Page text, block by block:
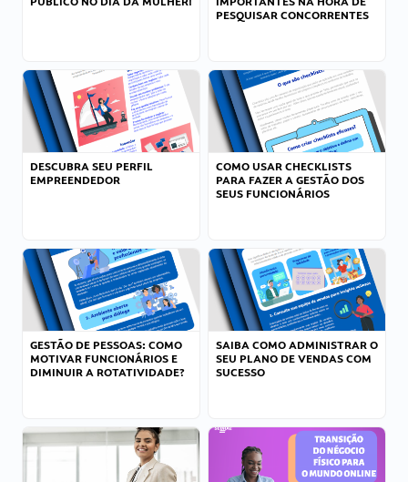
PESQUISAR CONCORRENTES
DESCUBRA SEU PERFIL
EMPREENDEDOR
COMO USAR CHECKLISTS
PARA FAZER A GESTÃO DOS
SEUS FUNCIONÁRIOS
GESTÃO DE PESSOAS: COMO
MOTIVAR FUNCIONÁRIOS E
DIMINUIR A ROTATIVIDADE?
SAIBA COMO ADMINISTRAR O
SEU PLANO DE VENDAS COM
SUCESSO